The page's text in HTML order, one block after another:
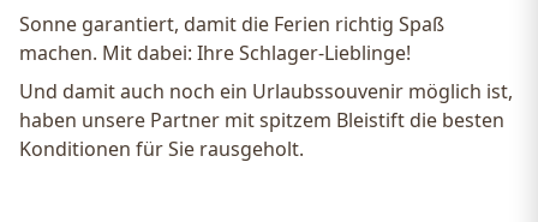
Sonne garantiert, damit die Ferien richtig Spaß
machen. Mit dabei: Ihre Schlager-Lieblinge!
Und damit auch noch ein Urlaubssouvenir möglich ist,
haben unsere Partner mit spitzem Bleistift die besten
Konditionen für Sie rausgeholt.